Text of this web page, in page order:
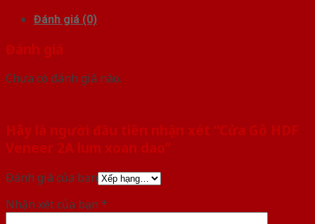
Đánh giá (0)
Đánh giá
Chưa có đánh giá nào.
Hãy là người đầu tiên nhận xét “Cửa Gỗ HDF
Veneer 2A lum xoan dao”
Đánh giá của bạn
Nhận xét của bạn *